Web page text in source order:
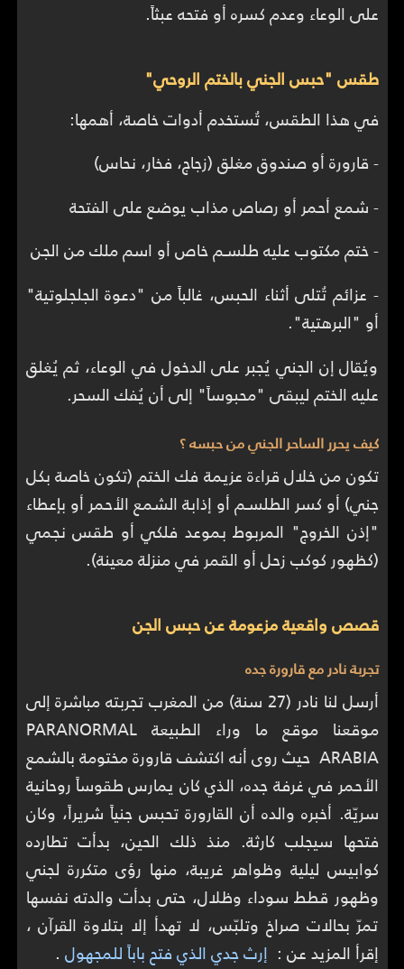
على الوعاء وعدم كسره أو فتحه عبثاً.
طقس "حبس الجني بالختم الروحي"
في هذا الطقس، تُستخدم أدوات خاصة، أهمها:
- قارورة أو صندوق مغلق (زجاج، فخار، نحاس)
- شمع أحمر أو رصاص مذاب يوضع على الفتحة
- ختم مكتوب عليه طلسـم خاص أو اسم ملك من الجن
- عزائم تُتلى أثناء الحبس، غالباً من "دعوة الجلجلوتية"
أو "البرهتية".
ويُقال إن الجني يُجبر على الدخول في الوعاء، ثم يُغلق
عليه الختم ليبقى "محبوساً" إلى أن يُفك السحر.
كيف يحرر الساحر الجني من حبسه ؟
تكون من خلال قراءة عزيمة فك الختم (تكون خاصة بكل
جني) أو كسر الطلسـم أو إذابة الشمع الأحمر أو بإعطاء
"إذن الخروج" المربوط بموعد فلكي أو طقس نجمي
(كظهور كوكب زحل أو القمر في منزلة معينة).
قصص واقعية مزعومة عن حبس الجن
تجربة نادر مع قارورة جده
أرسل لنا نادر (27 سنة) من المغرب تجربته مباشرة إلى
موقعنا موقع ما وراء الطبيعة PARANORMAL
ARABIA حيث روى أنه اكتشف قارورة مختومة بالشمع
الأحمر في غرفة جده، الذي كان يمارس طقوساً روحانية
سريّة. أخبره والده أن القارورة تحبس جنياً شريراً، وكان
فتحها سيجلب كارثة. منذ ذلك الحين، بدأت تطارده
كوابيس ليلية وظواهر غريبة، منها رؤى متكررة لجني
وظهور قطط سوداء وظلال، حتى بدأت والدته نفسها
تمرّ بحالات صراخ وتلبّس، لا تهدأ إلا بتلاوة القرآن ،
إقرأ المزيد عن : إرث جدي الذي فتح باباً للمجهول .